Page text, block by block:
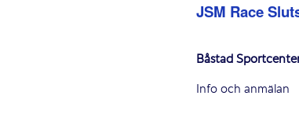
JSM Race
Båstad
Info och anmälan